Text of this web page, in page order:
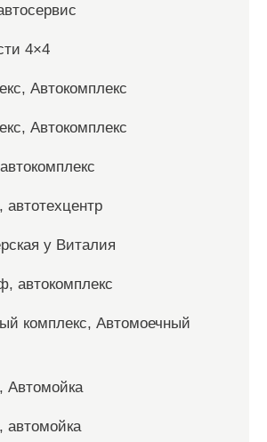
4×4
Автокомплекс
Автокомплекс
автотехцентр
у Виталия
автокомплекс
комплекс, Автомоечный
Автомойка
автомойка